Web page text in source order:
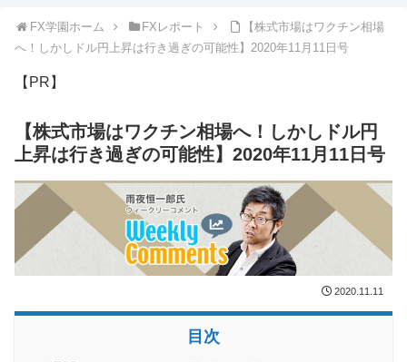
FX学園ホーム FXレポート
【株式市場はワクチン相場
へ！しかしドル円上昇は行き過ぎの可能性】2020年11月11日号
【PR】
【株式市場はワクチン相場へ！しかしドル円
上昇は行き過ぎの可能性】2020年11月11日号
2020.11.11
目次